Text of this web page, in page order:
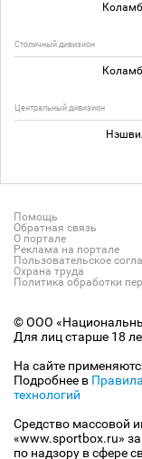
Столичный дивизион
Центральный дивизион
Помощь
Обратная связь
О портале
Реклама на портале
Пользовательское
Охрана труда
Политика обработки
© ООО
Для лиц старше 18
На сайте
Подробнее в
технологий
Средство массовой
«www.sportbox.ru»
по надзору в сфере